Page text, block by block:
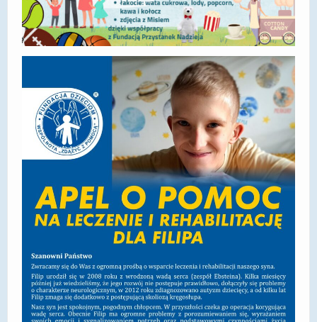
POLITYKA PRYWATNOŚCI
RODO
EGZAMIN ÓSMOKLASISTY
STANDARDY OCHRONY MAŁOLETNICH
PROJEKT ,,SZKOŁY Z JAKOŚCIĄ – ROZWÓJ
KSZTAŁCENIA OGÓLNEGO NA TERENIE MIASTA
ŻORY”
REKRUTACJA 2026/2027
mLegitymacja